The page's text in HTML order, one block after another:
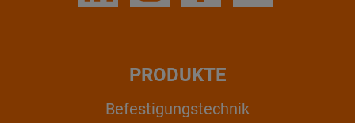
PRODUKTE
Befestigungstechnik